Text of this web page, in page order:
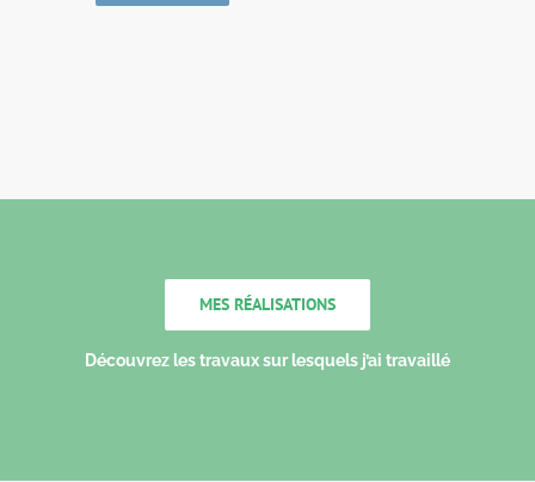
MES RÉALISATIONS
Découvrez les travaux sur lesquels j’ai travaillé